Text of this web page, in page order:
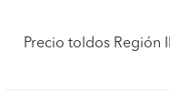
Precio toldos Región